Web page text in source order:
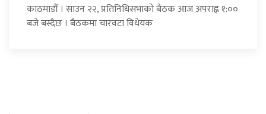
काठमाडौँ । साउन २२, प्रतिनिधिसभाको बैठक आज अपराह्न १:००
बजे बस्दैछ । बैठकमा चारवटा विधेयक